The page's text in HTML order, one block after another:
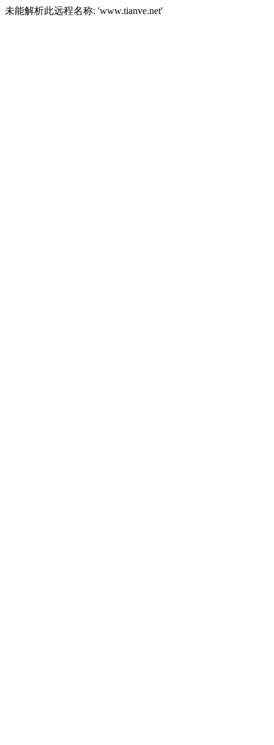
未能解析此远程名称: 'www.tianve.net'